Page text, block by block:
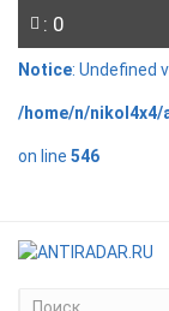
: 0
Notice: Undefined
/home/n/
on line 546